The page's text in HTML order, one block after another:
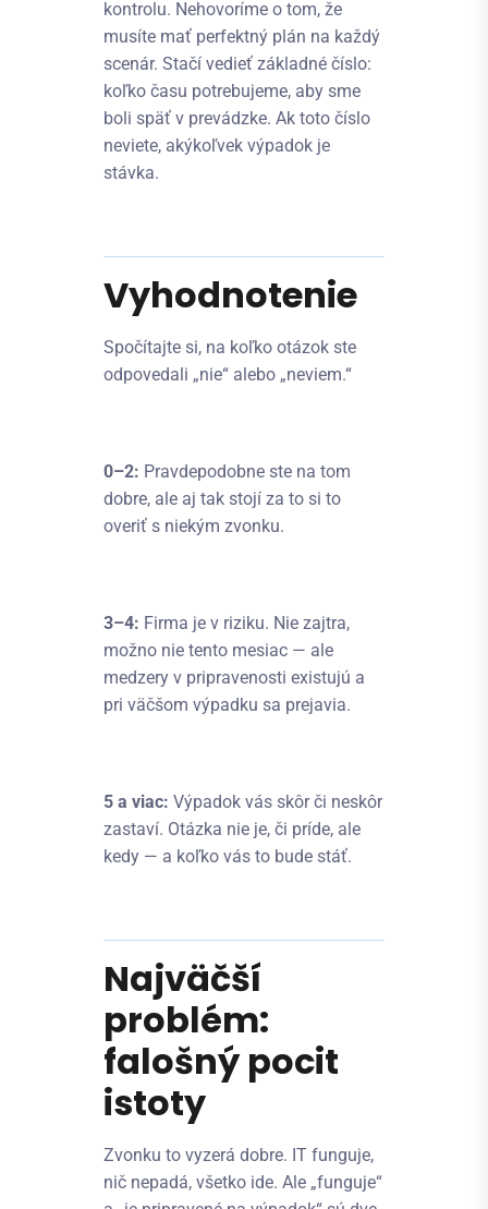
kontrolu. Nehovoríme o tom, že
musíte mať perfektný plán na každý
scenár. Stačí vedieť základné číslo:
koľko času potrebujeme, aby sme
boli späť v prevádzke. Ak toto číslo
neviete, akýkoľvek výpadok je
stávka.
Vyhodnotenie
Spočítajte si, na koľko otázok ste
odpovedali „nie“ alebo „neviem.“
0–2: Pravdepodobne ste na tom
dobre, ale aj tak stojí za to si to
overiť s niekým zvonku.
3–4: Firma je v riziku. Nie zajtra,
možno nie tento mesiac — ale
medzery v pripravenosti existujú a
pri väčšom výpadku sa prejavia.
5 a viac: Výpadok vás skôr či neskôr
zastaví. Otázka nie je, či príde, ale
kedy — a koľko vás to bude stáť.
Najväčší
problém:
falošný pocit
istoty
Zvonku to vyzerá dobre. IT funguje,
nič nepadá, všetko ide. Ale „funguje“